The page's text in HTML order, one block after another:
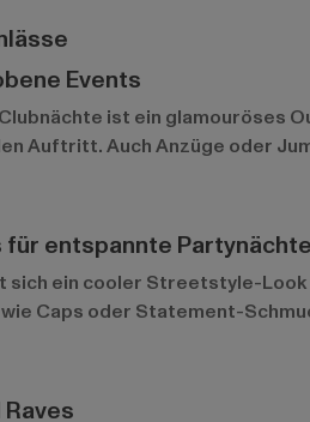
Events
ist ein glamouröses
Auftritt. Auch Anzüge oder
entspannte Partynächte
ein cooler Streetstyle-
Caps oder Statement-